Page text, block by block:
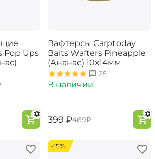
Pop Ups
Вафтерсы Carptoday
Baits Wafters Pineapple
(Ананас) 10х14мм
25
В наличии
‍399‍ ₽‍469‍₽
-15%